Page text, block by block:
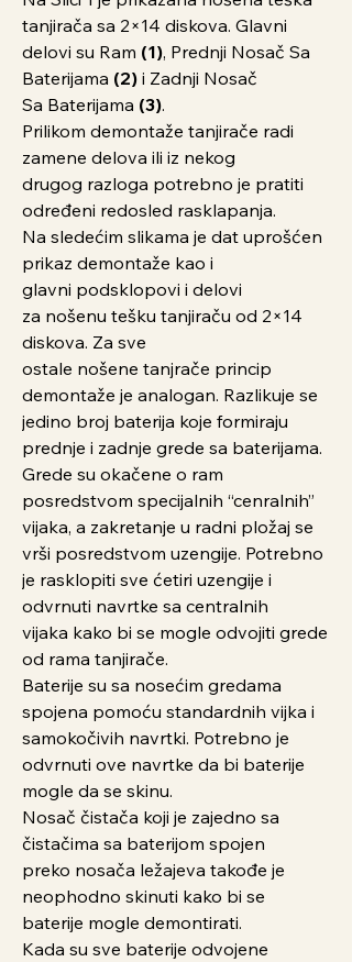
tanjirača sa 2×14 diskova. Glavni
delovi su Ram (1), Prednji Nosač Sa
Baterijama (2) i Zadnji Nosač
Sa Baterijama (3).
Prilikom demontaže tanjirače radi
zamene delova ili iz nekog
drugog razloga potrebno je pratiti
određeni redosled rasklapanja.
Na sledećim slikama je dat uprošćen
prikaz demontaže kao i
glavni podsklopovi i delovi
za nošenu tešku tanjiraču od 2×14
diskova. Za sve
ostale nošene tanjrače princip
demontaže je analogan. Razlikuje se
jedino broj baterija koje formiraju
prednje i zadnje grede sa baterijama.
Grede su okačene o ram
posredstvom specijalnih “cenralnih”
vijaka, a zakretanje u radni pložaj se
vrši posredstvom uzengije. Potrebno
je rasklopiti sve ćetiri uzengije i
odvrnuti navrtke sa centralnih
vijaka kako bi se mogle odvojiti grede
od rama tanjirače.
Baterije su sa nosećim gredama
spojena pomoću standardnih vijka i
samokočivih navrtki. Potrebno je
odvrnuti ove navrtke da bi baterije
mogle da se skinu.
Nosač čistača koji je zajedno sa
čistačima sa baterijom spojen
preko nosača ležajeva takođe je
neophodno skinuti kako bi se
baterije mogle demontirati.
Kada su sve baterije odvojene